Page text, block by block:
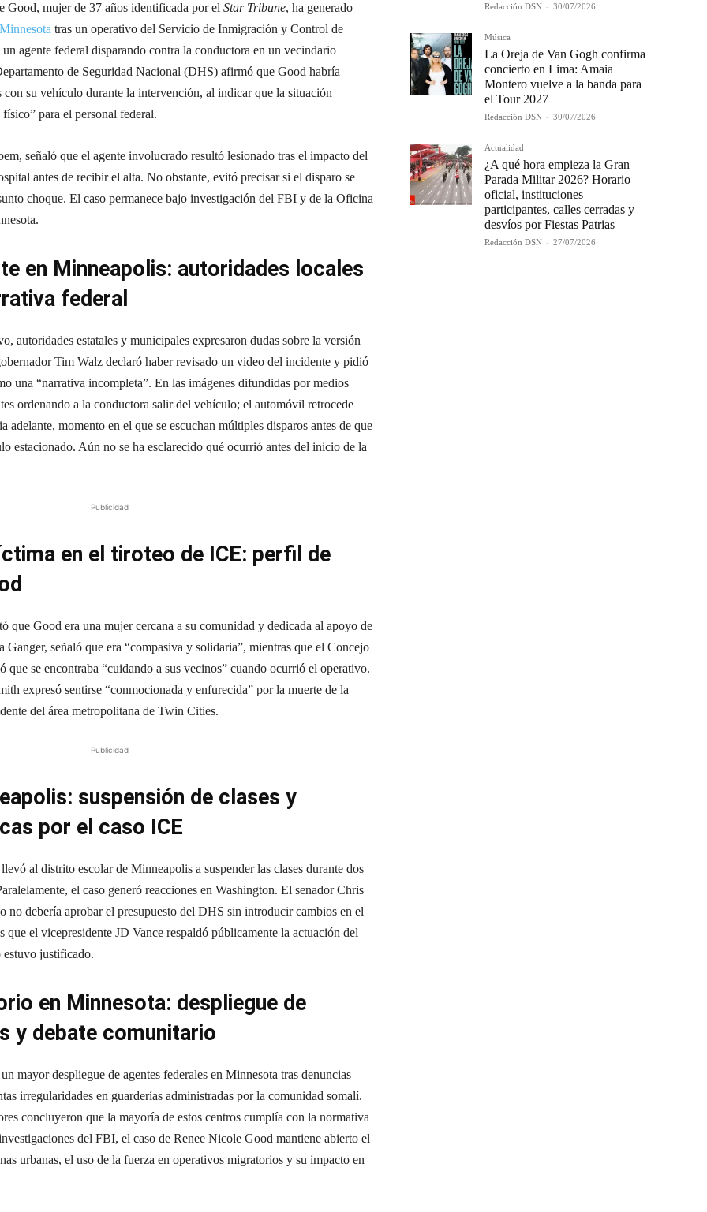
Good, mujer de 37 años identificada por el Star Tribune, ha generado
Minnesota tras un operativo del Servicio de Inmigración y Control de
agente federal disparando contra la conductora en un vecindario
de Seguridad Nacional (DHS) afirmó que Good habría
con su vehículo durante la intervención, al indicar que la situación
para el personal federal.
señaló que el agente involucrado resultó lesionado tras el impacto del
antes de recibir el alta. No obstante, evitó precisar si el disparo se
choque. El caso permanece bajo investigación del FBI y de la Oficina
en Minneapolis: autoridades locales
federal
autoridades estatales y municipales expresaron dudas sobre la versión
Tim Walz declaró haber revisado un video del incidente y pidió
una “narrativa incompleta”. En las imágenes difundidas por medios
ordenando a la conductora salir del vehículo; el automóvil retrocede
adelante, momento en el que se escuchan múltiples disparos antes de que
estacionado. Aún no se ha esclarecido qué ocurrió antes del inicio de la
Publicidad
en el tiroteo de ICE: perfil de
que Good era una mujer cercana a su comunidad y dedicada al apoyo de
Ganger, señaló que era “compasiva y solidaria”, mientras que el Concejo
se encontraba “cuidando a sus vecinos” cuando ocurrió el operativo.
expresó sentirse “conmocionada y enfurecida” por la muerte de la
del área metropolitana de Twin Cities.
Publicidad
suspensión de clases y
por el caso ICE
al distrito escolar de Minneapolis a suspender las clases durante dos
el caso generó reacciones en Washington. El senador Chris
no debería aprobar el presupuesto del DHS sin introducir cambios en el
el vicepresidente JD Vance respaldó públicamente la actuación del
justificado.
en Minnesota: despliegue de
y debate comunitario
mayor despliegue de agentes federales en Minnesota tras denuncias
irregularidades en guarderías administradas por la comunidad somalí.
concluyeron que la mayoría de estos centros cumplía con la normativa
del FBI, el caso de Renee Nicole Good mantiene abierto el
urbanas, el uso de la fuerza en operativos migratorios y su impacto en
Redacción DSN - 30/07/2026
Música
La Oreja de Van Gogh confirma
concierto en Lima: Amaia
Montero vuelve a la banda para
el Tour 2027
Redacción DSN - 30/07/2026
Actualidad
¿A qué hora empieza la Gran
Parada Militar 2026? Horario
oficial, instituciones
participantes, calles cerradas y
desvíos por Fiestas Patrias
Redacción DSN - 27/07/2026